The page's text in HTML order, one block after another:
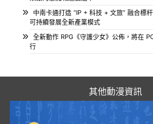
中南卡通打造 “IP + 科技 + 文旅” 融合標
可持續發展全新產業模式
全新動作 RPG《守護少女》公佈，將在
行
其他動漫資訊